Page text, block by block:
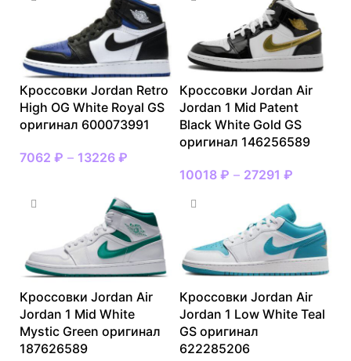
Кроссовки Jordan Retro
High OG White Royal GS
оригинал 600073991
7062 ₽ – 13226 ₽
Кроссовки Jordan Air
Jordan 1 Mid Patent
Black White Gold GS
оригинал 146256589
10018 ₽ – 27291 ₽
Кроссовки Jordan Air
Jordan 1 Mid White
Mystic Green оригинал
187626589
Кроссовки Jordan Air
Jordan 1 Low White Teal
GS оригинал
622285206